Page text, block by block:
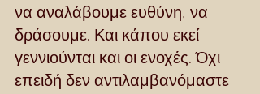
να αναλάβουμε ευθύνη, να
δράσουμε. Και κάπου εκεί
γεννιούνται και οι ενοχές. Όχι
επειδή δεν αντιλαμβανόμαστε